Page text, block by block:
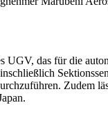
das für die
Zudem